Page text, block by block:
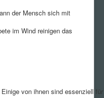
der Mensch sich mit
im Wind reinigen das
von ihnen sind essenziell für